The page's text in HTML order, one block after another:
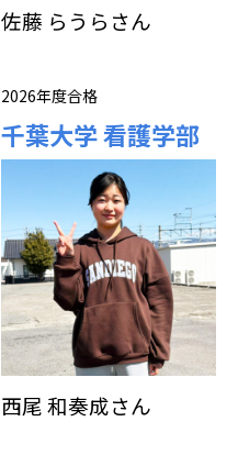
佐藤 らうらさん
2026年度合格
千葉大学 看護学部
西尾 和奏成さん